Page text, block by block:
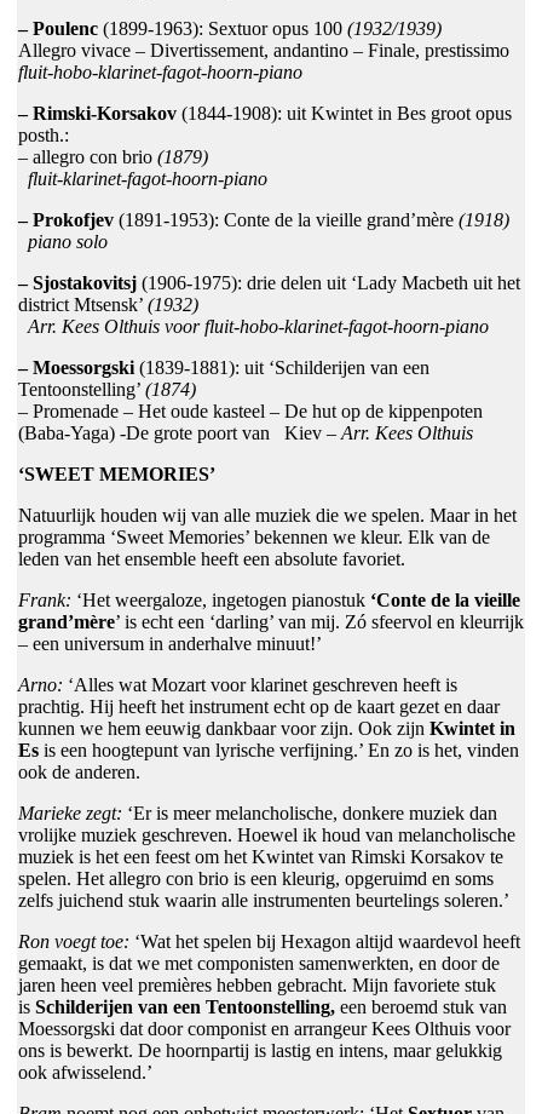
– Poulenc (1899-1963): Sextuor opus 100 (1932/1939)
Allegro vivace – Divertissement, andantino – Finale, prestissimo
fluit-hobo-klarinet-fagot-hoorn-piano
– Rimski-Korsakov (1844-1908): uit Kwintet in Bes groot opus
posth.:
– allegro con brio (1879)
fluit-klarinet-fagot-hoorn-piano
– Prokofjev (1891-1953): Conte de la vieille grand’mère (1918)
piano solo
– Sjostakovitsj (1906-1975): drie delen uit ‘Lady Macbeth uit het
district Mtsensk’ (1932)
Arr. Kees Olthuis voor fluit-hobo-klarinet-fagot-hoorn-piano
– Moessorgski(1839-1881): uit ‘Schilderijen van een
Tentoonstelling’ (1874)
– Promenade – Het oude kasteel – De hut op de kippenpoten
(Baba-Yaga) -De grote poort van Kiev –Arr. Kees Olthuis
‘SWEET MEMORIES’
Natuurlijk houden wij van alle muziek die we spelen. Maar in het
programma ‘Sweet Memories’ bekennen we kleur. Elk van de
leden van het ensemble heeft een absolute favoriet.
Frank: ‘Het weergaloze, ingetogen pianostuk ‘Conte de la vieille
grand’mère’ is echt een ‘darling’ van mij. Zó sfeervol en kleurrijk
– een universum in anderhalve minuut!’
Arno: ‘Alles wat Mozart voor klarinet geschreven heeft is
prachtig. Hij heeft het instrument echt op de kaart gezet en daar
kunnen we hem eeuwig dankbaar voor zijn. Ook zijn Kwintet in
Es is een hoogtepunt van lyrische verfijning.’ En zo is het, vinden
ook de anderen.
Marieke zegt: ‘Er is meer melancholische, donkere muziek dan
vrolijke muziek geschreven. Hoewel ik houd van melancholische
muziek is het een feest om het Kwintet van Rimski Korsakov te
spelen. Het allegro con brio is een kleurig, opgeruimd en soms
zelfs juichend stuk waarin alle instrumenten beurtelings soleren.’
Ron voegt toe: ‘Wat het spelen bij Hexagon altijd waardevol heeft
gemaakt, is dat we met componisten samenwerkten, en door de
jaren heen veel premières hebben gebracht. Mijn favoriete stuk
is Schilderijen van een Tentoonstelling, een beroemd stuk van
Moessorgski dat door componist en arrangeur Kees Olthuis voor
ons is bewerkt. De hoornpartij is lastig en intens, maar gelukkig
ook afwisselend.’